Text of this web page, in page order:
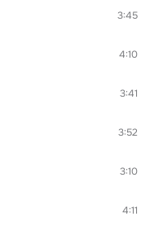
3:45
4:10
3:41
3:52
3:10
4:11